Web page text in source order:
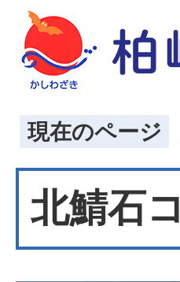
現在のページ
北鯖石